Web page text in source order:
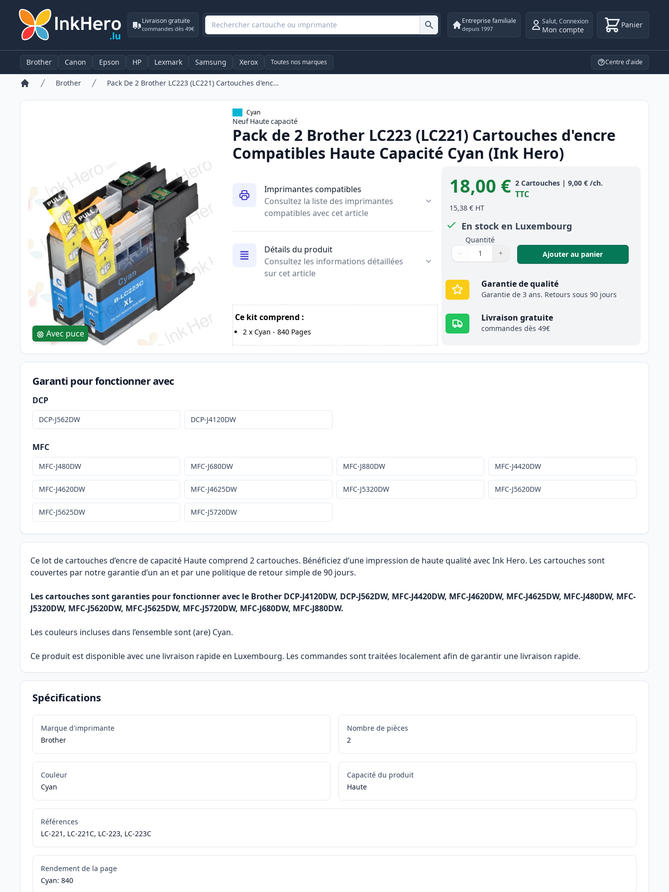
Livraison gratuite
commandes dès 49€
Entreprise familiale
depuis 1997
Salut,Connexion
Mon compte Panier
Brother Canon Epson HP Lexmark Samsung Xerox Toutes nos marques Centre d'aide
Brother Pack De 2 Brother LC223 (LC221) Cartouches d'encre Compatibles Haute Capacité Cyan (Ink Hero)
Avec puce
Cyan
Neuf Hautecapacité
Pack de 2 Brother LC223 (LC221) Cartouches d'encre
Compatibles Haute Capacité Cyan (Ink Hero)
Imprimantes compatibles
Consultez la liste des imprimantes
compatibles avec cet article
Détails du produit
Consultez les informations détaillées
sur cet article
Ce kit comprend :
2x Cyan - 840 Pages
Product information
18,00 € 2 Cartouches| 9,00 € /ch.
TTC
15,38 € HT
En stock en Luxembourg
Quantité
Quantité
Utilisez les boutons pour ajuster
− +
Quantité: Ajouter au panier,
Garantie de qualité
Garantie de 3 ans. Retours sous 90 jours
Livraison gratuite
commandes dès 49€
Ce lot de cartouches d’encre de capacité Haute comprend 2 cartouches. Bénéficiez d’une impression de haute qualité avec Ink Hero. Les cartouches sont
couvertes par notre garantie d’un an et par une politique de retour simple de 90 jours.
Les cartouches sont garanties pour fonctionner avec le Brother DCP-J4120DW, DCP-J562DW, MFC-J4420DW, MFC-J4620DW, MFC-J4625DW, MFC-J480DW, MFC-
J5320DW, MFC-J5620DW, MFC-J5625DW, MFC-J5720DW, MFC-J680DW, MFC-J880DW.
Les couleurs incluses dans l’ensemble sont (are) Cyan.
Ce produit est disponible avec une livraison rapide en Luxembourg. Les commandes sont traitées localement afin de garantir une livraison rapide.
Spécifications
Marque d'imprimante
Brother
Nombre de pièces
2
Couleur
Cyan
Capacité du produit
Haute
Références
LC-221, LC-221C, LC-223, LC-223C
Rendement de la page
Cyan: 840
Garanti pour fonctionner avec
DCP
DCP-J562DW DCP-J4120DW
MFC
MFC-J480DW MFC-J680DW MFC-J880DW MFC-J4420DW
MFC-J4620DW MFC-J4625DW MFC-J5320DW MFC-J5620DW
MFC-J5625DW MFC-J5720DW